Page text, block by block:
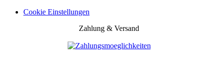
Cookie Einstellungen
Zahlung & Versand